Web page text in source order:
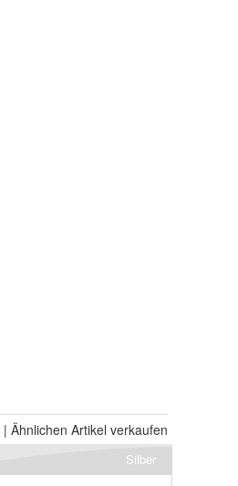
| Ähnlichen Artikel verkaufen
Silber